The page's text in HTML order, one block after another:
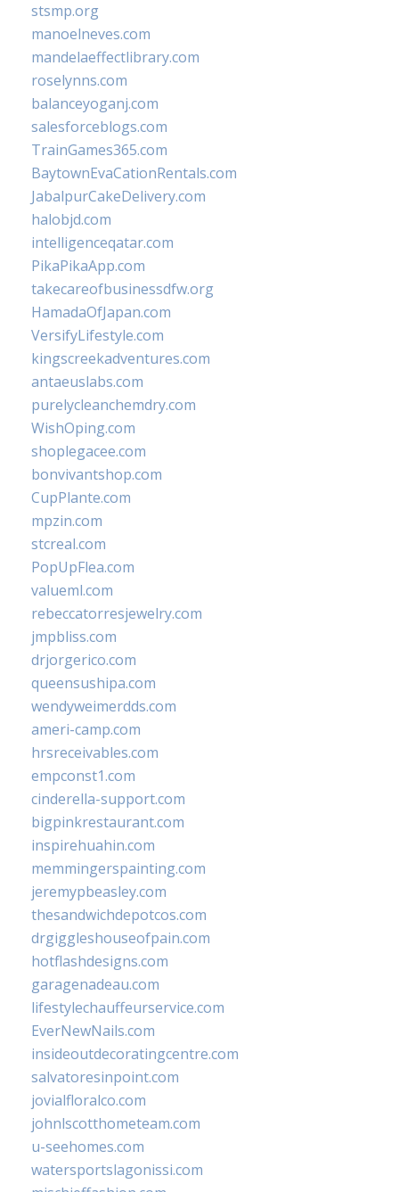
stsmp.org
manoelneves.com
mandelaeffectlibrary.com
roselynns.com
balanceyoganj.com
salesforceblogs.com
TrainGames365.com
BaytownEvaCationRentals.com
JabalpurCakeDelivery.com
halobjd.com
intelligenceqatar.com
PikaPikaApp.com
takecareofbusinessdfw.org
HamadaOfJapan.com
VersifyLifestyle.com
kingscreekadventures.com
antaeuslabs.com
purelycleanchemdry.com
WishOping.com
shoplegacee.com
bonvivantshop.com
CupPlante.com
mpzin.com
stcreal.com
PopUpFlea.com
valueml.com
rebeccatorresjewelry.com
jmpbliss.com
drjorgerico.com
queensushipa.com
wendyweimerdds.com
ameri-camp.com
hrsreceivables.com
empconst1.com
cinderella-support.com
bigpinkrestaurant.com
inspirehuahin.com
memmingerspainting.com
jeremypbeasley.com
thesandwichdepotcos.com
drgiggleshouseofpain.com
hotflashdesigns.com
garagenadeau.com
lifestylechauffeurservice.com
EverNewNails.com
insideoutdecoratingcentre.com
salvatoresinpoint.com
jovialfloralco.com
johnlscotthometeam.com
u-seehomes.com
watersportslagonissi.com